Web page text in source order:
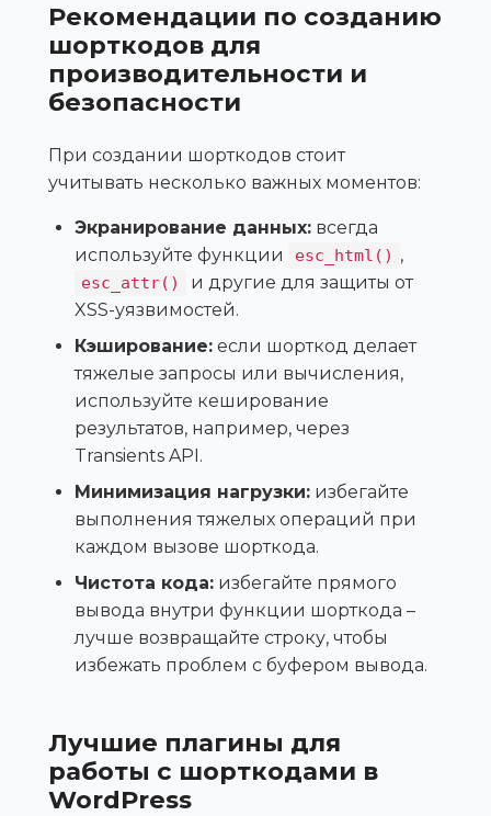
Рекомендации по созданию
шорткодов для
производительности и
безопасности
При создании шорткодов стоит
учитывать несколько важных моментов:
Экранирование данных: всегда
используйте функции
esc_html() ,
esc_attr()
и другие для защиты от
XSS-уязвимостей.
Кэширование: если шорткод делает
тяжелые запросы или вычисления,
используйте кеширование
результатов, например, через
Transients API.
Минимизация нагрузки: избегайте
выполнения тяжелых операций при
каждом вызове шорткода.
Чистота кода: избегайте прямого
вывода внутри функции шорткода –
лучше возвращайте строку, чтобы
избежать проблем с буфером вывода.
Лучшие плагины для
работы с шорткодами в
WordPress